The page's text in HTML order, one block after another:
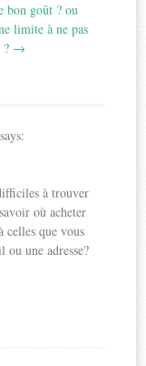
bon goût ? ou
limite à ne pas
→
says:
à trouver
où acheter
celles que vous
une adresse?